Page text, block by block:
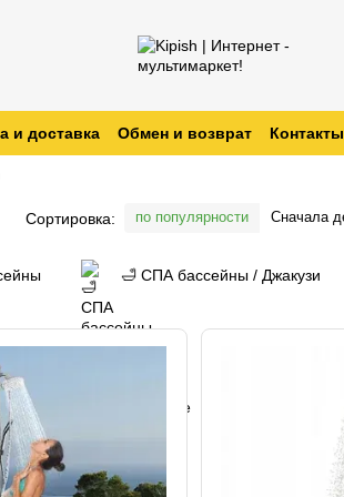
и доставка Обмен и возврат Контакты
Сортировка: по популярности Сначала
🛁 СПА бассейны / Джакузи